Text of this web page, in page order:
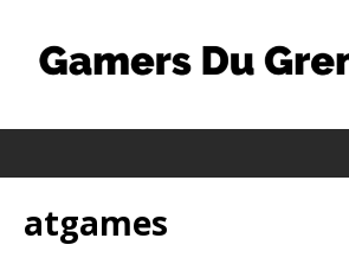
atgames